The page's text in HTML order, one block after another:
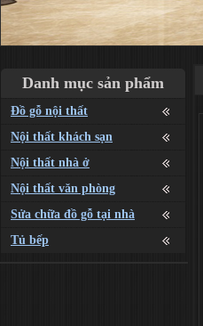
Danh mục sản phẩm
Đồ gỗ nội thất
Nội thất khách sạn
Nội thất nhà ở
Nội thất văn phòng
Sửa chữa đồ gỗ tại nhà
Tủ bếp